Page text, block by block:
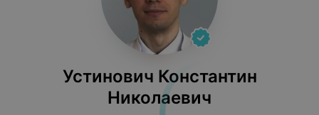
Устинович Константин
Николаевич